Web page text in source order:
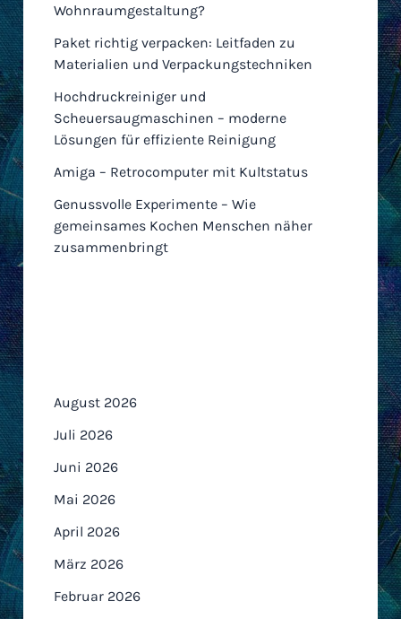
Wohnraumgestaltung?
Paket richtig verpacken: Leitfaden zu
Materialien und Verpackungstechniken
Hochdruckreiniger und
Scheuersaugmaschinen – moderne
Lösungen für effiziente Reinigung
Amiga – Retrocomputer mit Kultstatus
Genussvolle Experimente – Wie
gemeinsames Kochen Menschen näher
zusammenbringt
August 2026
Juli 2026
Juni 2026
Mai 2026
April 2026
März 2026
Februar 2026